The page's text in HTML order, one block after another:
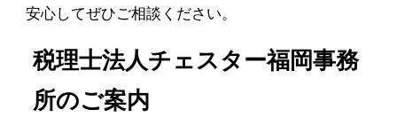
安心してぜひご相談ください。
税理士法人チェスター福岡事務
所のご案内